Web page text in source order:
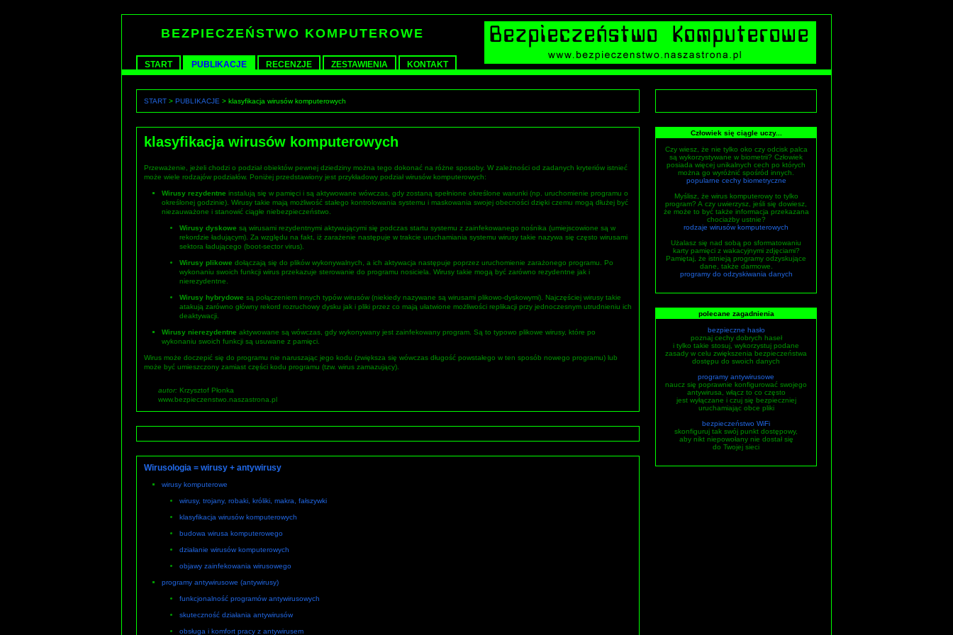
BEZPIECZEŃSTWO KOMPUTEROWE
START PUBLIKACJE RECENZJE ZESTAWIENIA KONTAKT
START > PUBLIKACJE > klasyfikacja wirusów komputerowych
klasyfikacja wirusów komputerowych
Przeważenie, jeżeli chodzi o podział obiektów pewnej dziedziny można tego dokonać na różne sposoby. W zależności od zadanych kryteriów istnieć
może wiele rodzajów podziałów. Poniżej przedstawiony jest przykładowy podział wirusów komputerowych:
Wirusy rezydentne instalują się w pamięci i są aktywowane wówczas, gdy zostaną spełnione określone warunki (np. uruchomienie programu o
określonej godzinie). Wirusy takie mają możliwość stałego kontrolowania systemu i maskowania swojej obecności dzięki czemu mogą dłużej być
niezauważone i stanowić ciągłe niebezpieczeństwo.
Wirusy dyskowe są wirusami rezydentnymi aktywującymi się podczas startu systemu z zainfekowanego nośnika (umiejscowione są w
rekordzie ładującym). Za względu na fakt, iż zarażenie następuje w trakcie uruchamiania systemu wirusy takie nazywa się często wirusami
sektora ładującego (boot-sector virus).
Wirusy plikowe dołączają się do plików wykonywalnych, a ich aktywacja następuje poprzez uruchomienie zarażonego programu. Po
wykonaniu swoich funkcji wirus przekazuje sterowanie do programu nosiciela. Wirusy takie mogą być zarówno rezydentne jak i
nierezydentne.
Wirusy hybrydowe są połączeniem innych typów wirusów (niekiedy nazywane są wirusami plikowo-dyskowymi). Najczęściej wirusy takie
atakują zarówno główny rekord rozruchowy dysku jak i pliki przez co mają ułatwione możliwości replikacji przy jednoczesnym utrudnieniu ich
deaktywacji.
Wirusy nierezydentne aktywowane są wówczas, gdy wykonywany jest zainfekowany program. Są to typowo plikowe wirusy, które po
wykonaniu swoich funkcji są usuwane z pamięci.
Wirus może doczepić się do programu nie naruszając jego kodu (zwiększa się wówczas długość powstałego w ten sposób nowego programu) lub
może być umieszczony zamiast części kodu programu (tzw. wirus zamazujący).
autor: Krzysztof Płonka
www.bezpieczenstwo.naszastrona.pl
Wirusologia = wirusy + antywirusy
wirusy komputerowe
wirusy, trojany, robaki, króliki, makra, fałszywki
klasyfikacja wirusów komputerowych
budowa wirusa komputerowego
działanie wirusów komputerowych
objawy zainfekowania wirusowego
programy antywirusowe (antywirusy)
funkcjonalność programów antywirusowych
skuteczność działania antywirusów
obsługa i komfort pracy z antywirusem
Człowiek się ciągle uczy...
Czy wiesz, że nie tylko oko czy odcisk palca
są wykorzystywane w biometrii? Człowiek
posiada więcej unikalnych cech po których
można go wyróżnić spośród innych.
popularne cechy biometryczne
Myślisz, że wirus komputerowy to tylko
program? A czy uwierzysz, jeśli się dowiesz,
że może to być także informacja przekazana
chociażby ustnie?
rodzaje wirusów komputerowych
Użalasz się nad sobą po sformatowaniu
karty pamięci z wakacyjnymi zdjęciami?
Pamiętaj, że istnieją programy odzyskujące
dane, także darmowe.
programy do odzyskiwania danych
polecane zagadnienia
bezpieczne hasło
poznaj cechy dobrych haseł
i tylko takie stosuj, wykorzystuj podane
zasady w celu zwiększenia bezpieczeństwa
dostępu do swoich danych
programy antywirusowe
naucz się poprawnie konfigurować swojego
antywirusa, włącz to co często
jest wyłączane i czuj się bezpieczniej
uruchamiając obce pliki
bezpieczeństwo WiFi
skonfiguruj tak swój punkt dostępowy,
aby nikt niepowołany nie dostał się
do Twojej sieci